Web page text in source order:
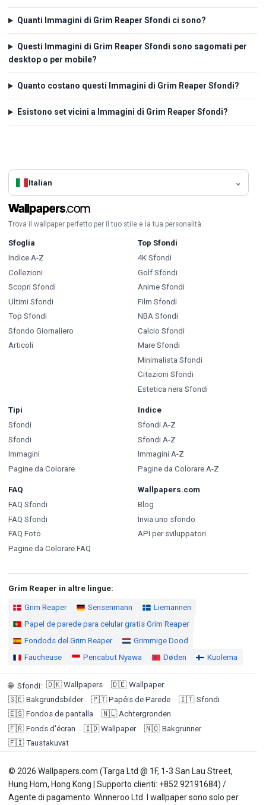
Quanti Immagini di Grim Reaper Sfondi ci sono?
Questi Immagini di Grim Reaper Sfondi sono sagomati per
desktop o per mobile?
Quanto costano questi Immagini di Grim Reaper Sfondi?
Esistono set vicini a Immagini di Grim Reaper Sfondi?
Italian
Trova il wallpaper perfetto per il tuo stile e la tua personalità.
Sfoglia
Indice A-Z
Collezioni
Scopri Sfondi
Ultimi Sfondi
Top Sfondi
Sfondo Giornaliero
Articoli
Top Sfondi
4K Sfondi
Golf Sfondi
Anime Sfondi
Film Sfondi
NBA Sfondi
Calcio Sfondi
Mare Sfondi
Minimalista Sfondi
Citazioni Sfondi
Estetica nera Sfondi
Tipi
Sfondi
Sfondi
Immagini
Pagine da Colorare
Indice
Sfondi A-Z
Sfondi A-Z
Immagini A-Z
Pagine da Colorare A-Z
FAQ
FAQ Sfondi
FAQ Sfondi
FAQ Foto
Pagine da Colorare FAQ
Wallpapers.com
Blog
Invia uno sfondo
API per sviluppatori
Grim Reaper in altre lingue:
Grim Reaper Sensenmann
Liemannen
Papel de parede para celular gratis Grim Reaper
Fondods del Grim Reaper
Grimmige Dood
Faucheuse
Pencabut Nyawa Døden Kuolema
🌐 Sfondi: 🇩🇰 Wallpapers 🇩🇪 Wallpaper
🇸🇪 Bakgrundsbilder 🇵🇹 Papéis de Parede 🇮🇹 Sfondi
🇪🇸 Fondos de pantalla 🇳🇱 Achtergronden
🇫🇷 Fonds d'écran 🇮🇩 Wallpaper 🇳🇴 Bakgrunner
🇫🇮 Taustakuvat
© 2026 Wallpapers.com (Targa Ltd @ 1F, 1-3 San Lau Street,
Hung Hom, Hong Kong | Supporto clienti: +852 92191684) /
Agente di pagamento: Winneroo Ltd. I wallpaper sono solo per